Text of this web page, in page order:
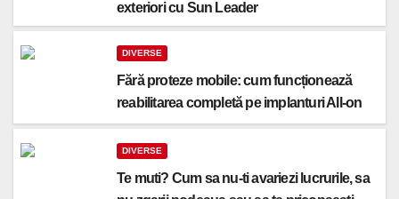
exteriori cu Sun Leader
DIVERSE
Fără proteze mobile: cum funcționează
reabilitarea completă pe implanturi All-on
DIVERSE
Te muti? Cum sa nu-ti avariezi lucrurile, sa